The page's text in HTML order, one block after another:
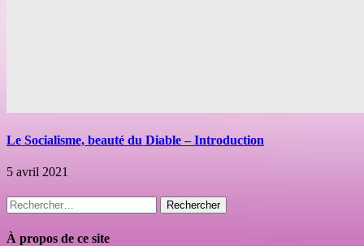
Le Socialisme, beauté du Diable – Introduction
5 avril 2021
Rechercher :
À propos de ce site